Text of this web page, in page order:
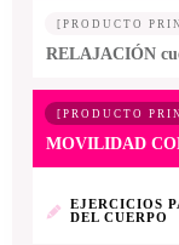
[PRODUCTO
RELAJACIÓN
[PRODUCTO
MOVILIDAD
EJERCICIOS
DEL CUERPO